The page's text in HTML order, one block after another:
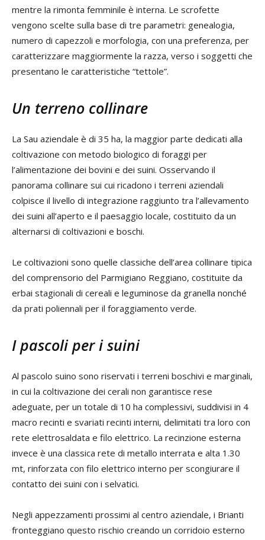
mentre la rimonta femminile è interna. Le scrofette
vengono scelte sulla base di tre parametri: genealogia,
numero di capezzoli e morfologia, con una preferenza, per
caratterizzare maggiormente la razza, verso i soggetti che
presentano le caratteristiche “tettole”.
Un terreno collinare
La Sau aziendale è di 35 ha, la maggior parte dedicati alla
coltivazione con metodo biologico di foraggi per
l’alimentazione dei bovini e dei suini. Osservando il
panorama collinare sui cui ricadono i terreni aziendali
colpisce il livello di integrazione raggiunto tra l’allevamento
dei suini all’aperto e il paesaggio locale, costituito da un
alternarsi di coltivazioni e boschi.
Le coltivazioni sono quelle classiche dell’area collinare tipica
del comprensorio del Parmigiano Reggiano, costituite da
erbai stagionali di cereali e leguminose da granella nonché
da prati poliennali per il foraggiamento verde.
I pascoli per i suini
Al pascolo suino sono riservati i terreni boschivi e marginali,
in cui la coltivazione dei cerali non garantisce rese
adeguate, per un totale di 10 ha complessivi, suddivisi in 4
macro recinti e svariati recinti interni, delimitati tra loro con
rete elettrosaldata e filo elettrico. La recinzione esterna
invece è una classica rete di metallo interrata e alta 1.30
mt, rinforzata con filo elettrico interno per scongiurare il
contatto dei suini con i selvatici.
Negli appezzamenti prossimi al centro aziendale, i Brianti
fronteggiano questo rischio creando un corridoio esterno